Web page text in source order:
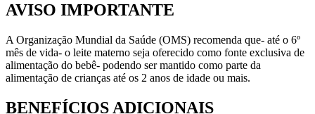
AVISO IMPORTANTE
A Organização Mundial da Saúde (OMS) recomenda que- até o 6º
mês de vida- o leite materno seja oferecido como fonte exclusiva de
alimentação do bebê- podendo ser mantido como parte da
alimentação de crianças até os 2 anos de idade ou mais.
BENEFÍCIOS ADICIONAIS